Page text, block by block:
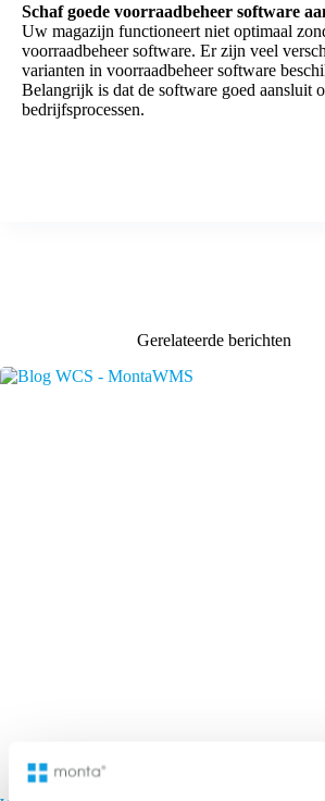
Schaf goede voorraadbeheer software
Uw magazijn functioneert niet optimaal
voorraadbeheer software. Er zijn veel
varianten in voorraadbeheer software
Belangrijk is dat de software goed aansluit
bedrijfsprocessen.
Gerelateerde berichten